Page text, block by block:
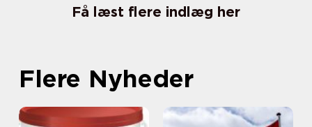
Få læst flere indlæg her
Flere Nyheder